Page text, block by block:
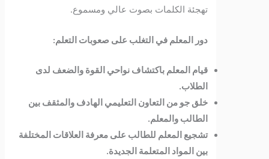
تهجئة الكلمات بصوت عالي ومسموع.
دور المعلم في التغلب على صعوبات التعلم:
قيام المعلم باكتشاف نواحي القوة والضعف لدى
الطلاب.
خلق جو من التعاون التعليمي الهادف والمثقف بين
الطالب والمعلم.
تشجيع المعلم للطالب على معرفة العلاقات المختلفة
بين المواد المتعلمة الجديدة.